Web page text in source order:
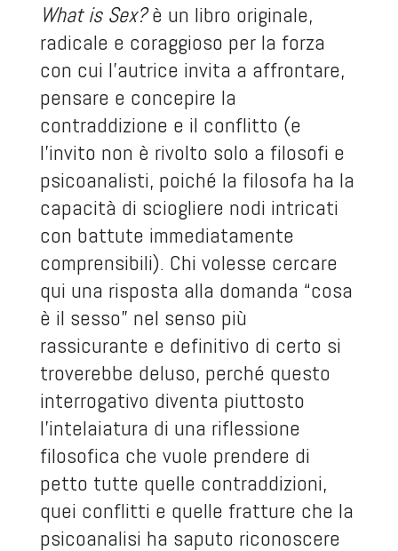
What is Sex?è un libro originale,
radicale e coraggioso per la forza
con cui l’autrice invita a affrontare,
pensare e concepire la
contraddizione e il conflitto (e
l’invito non è rivolto solo a filosofi e
psicoanalisti, poiché la filosofa ha la
capacità di sciogliere nodi intricati
con battute immediatamente
comprensibili). Chi volesse cercare
qui una risposta alla domanda “cosa
è il sesso” nel senso più
rassicurante e definitivo di certo si
troverebbe deluso, perché questo
interrogativo diventa piuttosto
l’intelaiatura di una riflessione
filosofica che vuole prendere di
petto tutte quelle contraddizioni,
quei conflitti e quelle fratture che la
psicoanalisi ha saputo riconoscere